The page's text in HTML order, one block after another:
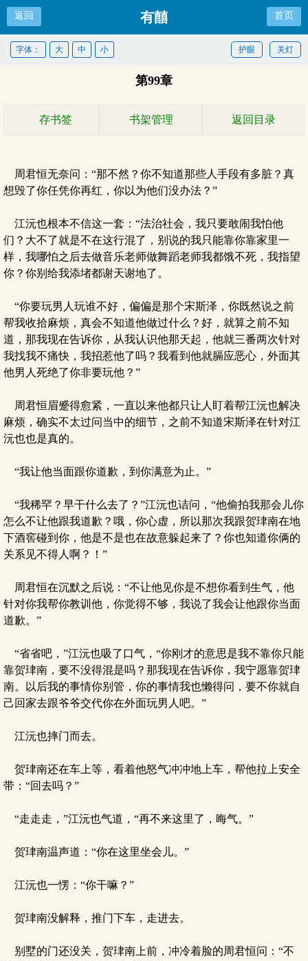
返回 有囍 首页
关灯
护眼
字体： 大 中 小
第99章
存书签 书架管理 返回目录
周君恒无奈问：“那不然？你不知道那些人手段有多脏？真
想毁了你任凭你再红，你以为他们没办法？”
江沅也根本不信这一套：“法治社会，我只要敢闹我怕他
们？大不了就是不在这行混了，别说的我只能靠你靠家里一
样，我哪怕之后去做音乐老师做舞蹈老师我都饿不死，我指望
你？你别给我添堵都谢天谢地了。
“你要玩男人玩谁不好，偏偏是那个宋斯泽，你既然说之前
帮我收拾麻烦，真会不知道他做过什么？好，就算之前不知
道，那我现在告诉你，从我认识他那天起，他就三番两次针对
我找我不痛快，我招惹他了吗？我看到他就膈应恶心，外面其
他男人死绝了你非要玩他？”
周君恒眉蹙得愈紧，一直以来他都只让人盯着帮江沅也解决
麻烦，确实不太过问当中的细节，之前不知道宋斯泽在针对江
沅也也是真的。
“我让他当面跟你道歉，到你满意为止。”
“我稀罕？早干什么去了？”江沅也诘问，“他偷拍我那会儿你
怎么不让他跟我道歉？哦，你心虚，所以那次我跟贺珒南在地
下酒窖碰到你，他是不是也在故意躲起来了？你也知道你俩的
关系见不得人啊？！”
周君恒在沉默之后说：“不让他见你是不想你看到生气，他
针对你我帮你教训他，你觉得不够，我说了我会让他跟你当面
道歉。”
“省省吧，”江沅也吸了口气，“你刚才的意思是我不靠你只能
靠贺珒南，要不没得混是吗？那我现在告诉你，我宁愿靠贺珒
南。以后我的事情你别管，你的事情我也懒得问，要不你就自
己回家去跟爷爷交代你在外面玩男人吧。”
江沅也摔门而去。
贺珒南还在车上等，看着他怒气冲冲地上车，帮他拉上安全
带：“回去吗？”
“走走走，”江沅也气道，“再不来这里了，晦气。”
贺珒南温声道：“你在这里坐会儿。”
江沅也一愣：“你干嘛？”
贺珒南没解释，推门下车，走进去。
别墅的门还没关，贺珒南上前，冲冷着脸的周君恒问：“不